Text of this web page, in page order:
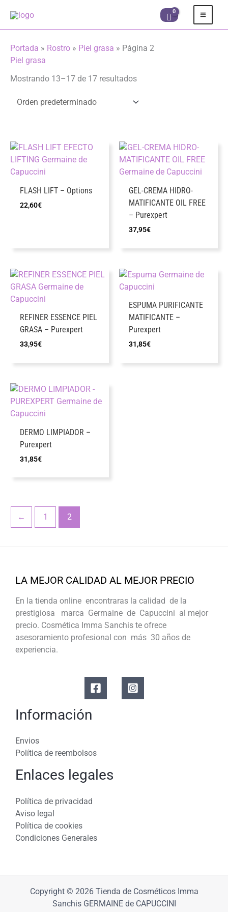
contenido
Portada » Rostro » Piel grasa » Página 2
Piel grasa
Mostrando 13–17 de 17 resultados
FLASH LIFT – Options
22,60€
GEL-CREMA HIDRO-
MATIFICANTE OIL FREE
– Purexpert
37,95€
REFINER ESSENCE PIEL
GRASA – Purexpert
33,95€
ESPUMA PURIFICANTE
MATIFICANTE –
Purexpert
31,85€
DERMO LIMPIADOR –
Purexpert
31,85€
← 1 2
LA MEJOR CALIDAD AL MEJOR PRECIO
En la tienda online encontraras la calidad de la
prestigiosa marca Germaine de Capuccini al mejor
precio. Cosmética Imma Sanchis te ofrece
asesoramiento profesional con más 30 años de
experiencia.
Información
Envios
Política de reembolsos
Enlaces legales
Política de privacidad
Aviso legal
Política de cookies
Condiciones Generales
Copyright © 2026 Tienda de Cosméticos Imma
Sanchis GERMAINE de CAPUCCINI